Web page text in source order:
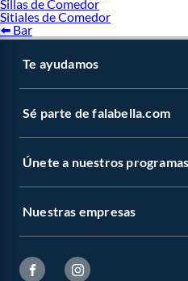
Sillas de Comedor
Sitiales de Comedor
⬅️ Bar
Te ayudamos
Sé parte de falabella.com
Únete a nuestros programas
Nuestras empresas